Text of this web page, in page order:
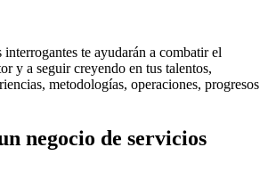
interrogantes te ayudarán a combatir el
y a seguir creyendo en tus talentos,
metodologías, operaciones, progresos
negocio de servicios